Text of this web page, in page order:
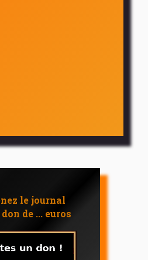
le journal
de ... euros